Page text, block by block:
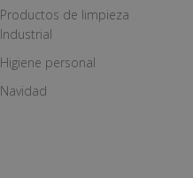
Productos de limpieza
Industrial
Higiene personal
Navidad